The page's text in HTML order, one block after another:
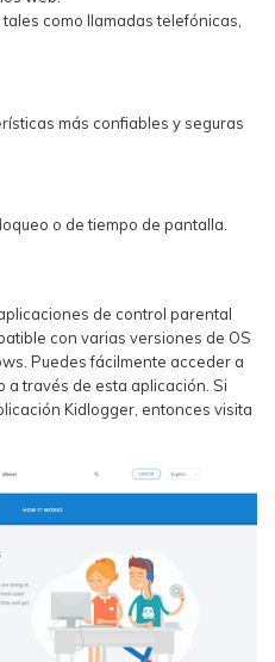
como llamadas telefónicas,
más confiables y seguras
o de tiempo de pantalla.
de control parental
con varias versiones de OS
Puedes fácilmente acceder a
a través de esta aplicación. Si
Kidlogger, entonces visita